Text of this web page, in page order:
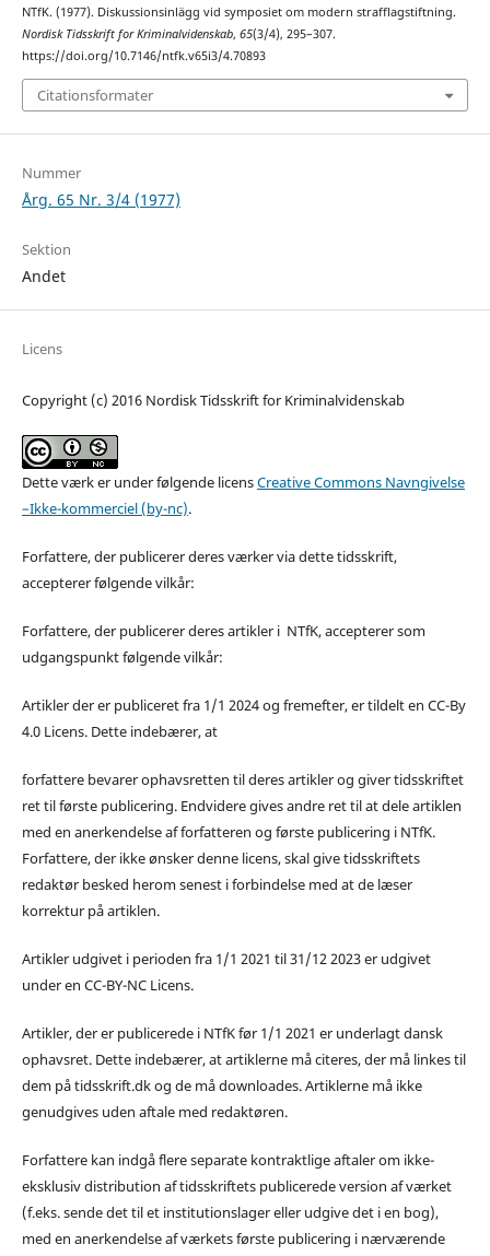
NTfK. (1977). Diskussionsinlägg vid symposiet om modern strafflagstiftning.
Nordisk Tidsskrift for Kriminalvidenskab, 65(3/4), 295–307.
https://doi.org/10.7146/ntfk.v65i3/4.70893
Citationsformater
Nummer
Årg. 65 Nr. 3/4 (1977)
Sektion
Andet
Licens
Copyright (c) 2016 Nordisk Tidsskrift for Kriminalvidenskab
Dette værk er under følgende licensCreative Commons Navngivelse
–Ikke-kommerciel (by-nc).
Forfattere, der publicerer deres værker via dette tidsskrift,
accepterer følgende vilkår:
Forfattere, der publicerer deres artikler i NTfK, accepterer som
udgangspunkt følgende vilkår:
Artikler der er publiceret fra 1/1 2024 og fremefter, er tildelt en CC-By
4.0 Licens. Dette indebærer, at
forfattere bevarer ophavsretten til deres artikler og giver tidsskriftet
ret til første publicering. Endvidere gives andre ret til at dele artiklen
med en anerkendelse af forfatteren og første publicering i NTfK.
Forfattere, der ikke ønsker denne licens, skal give tidsskriftets
redaktør besked herom senest i forbindelse med at de læser
korrektur på artiklen.
Artikler udgivet i perioden fra 1/1 2021 til 31/12 2023 er udgivet
under en CC-BY-NC Licens.
Artikler, der er publicerede i NTfK før 1/1 2021 er underlagt dansk
ophavsret. Dette indebærer, at artiklerne må citeres, der må linkes til
dem på tidsskrift.dk og de må downloades. Artiklerne må ikke
genudgives uden aftale med redaktøren.
Forfattere kan indgå flere separate kontraktlige aftaler om ikke-
eksklusiv distribution af tidsskriftets publicerede version af værket
(f.eks. sende det til et institutionslager eller udgive det i en bog),
med en anerkendelse af værkets første publicering i nærværende